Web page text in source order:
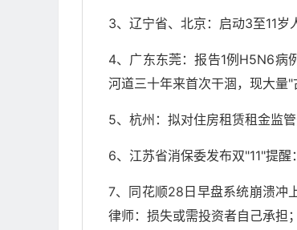
3、辽宁省、北京：启动3至11岁
4、广东东莞：报告1例H5N6病
河道三十年来首次干涸，现大量
5、杭州：拟对住房租赁租金监
6、江苏省消保委发布双"11"提醒
7、同花顺28日早盘系统崩溃冲
律师：损失或需投资者自己承担；